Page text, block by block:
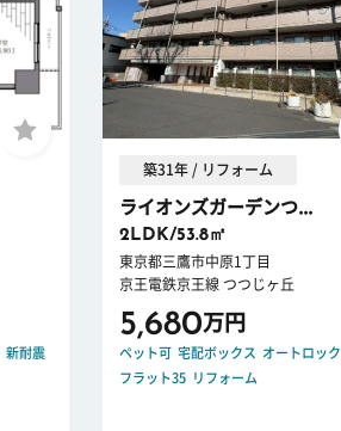
新耐震
築31年 / リフォーム
ライオンズガーデンつ...
2LDK/53.8㎡
東京都三鷹市中原1丁目
京王電鉄京王線 つつじヶ丘
5,680万円
ペット可 宅配ボックス オートロック
フラット35
リフォーム